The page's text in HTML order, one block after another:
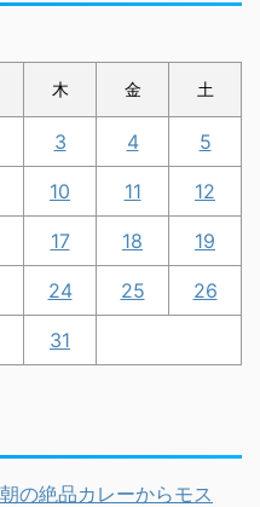
木 金 土
3 4 5
10 11 12
17 18 19
24 25 26
31
の絶品カレーからモス